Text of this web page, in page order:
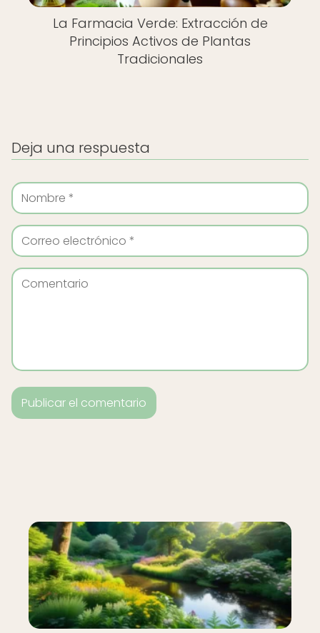
La Farmacia Verde: Extracción de
Principios Activos de Plantas
Tradicionales
Deja una respuesta